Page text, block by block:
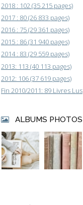
2018 : 102 (35 215 pages)
2017 : 80 (26 833 pages)
2016 : 75 (29 361 pages)
2015 : 86 (31 940 pages)
2014 : 83 (29 559 pages)
2013: 113 (40 113 pages)
2012: 106 (37 619 pages)
Fin 2010/2011: 89 Livres Lus
ALBUMS PHOTOS